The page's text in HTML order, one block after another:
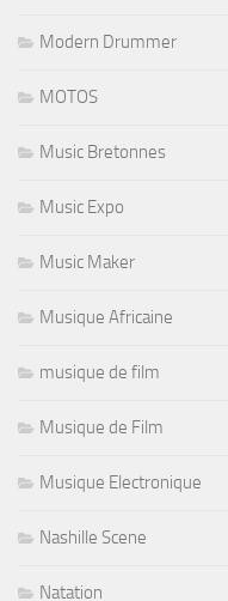
Modern Drummer
MOTOS
Music Bretonnes
Music Expo
Music Maker
Musique Africaine
musique de film
Musique de Film
Musique Electronique
Nashille Scene
Natation